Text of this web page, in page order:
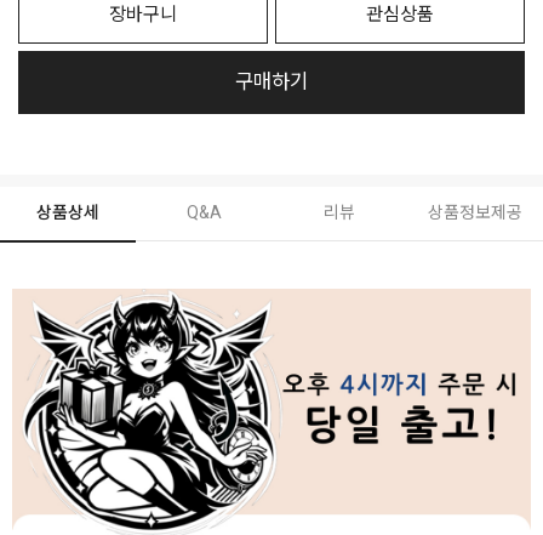
장바구니 관심상품
구매하기
상품상세 Q&A 리뷰 상품정보제공